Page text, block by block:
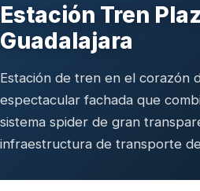
Estación Tren
Guadalajara
Estación de tren en el corazón
espectacular fachada que
sistema spider de gran
infraestructura de transporte